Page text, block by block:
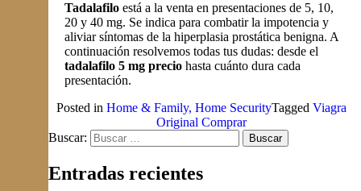
Tadalafilo está a la venta en presentaciones de 5, 10,
20 y 40 mg. Se indica para combatir la impotencia y
aliviar síntomas de la hiperplasia prostática benigna. A
continuación resolvemos todas tus dudas: desde el
tadalafilo 5 mg precio hasta cuánto dura cada
presentación.
Posted in Home & Family, Home SecurityTagged Viagra
Original Comprar
Buscar:
Entradas recientes